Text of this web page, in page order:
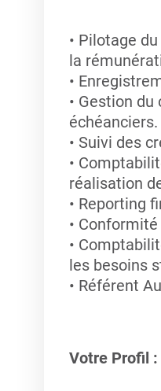
Pilotage
la
Gestion du
échéanciers.
Suivi des
réalisation
Reporting
Conformité
les besoins
Référent
Votre Profil :